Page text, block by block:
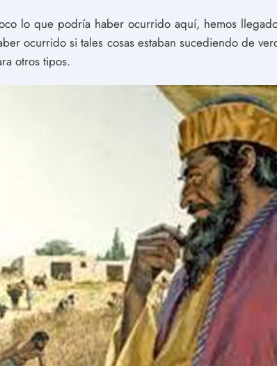
lo que podría haber ocurrido aquí, hemos
ocurrido si tales cosas estaban sucediendo de
otros tipos.